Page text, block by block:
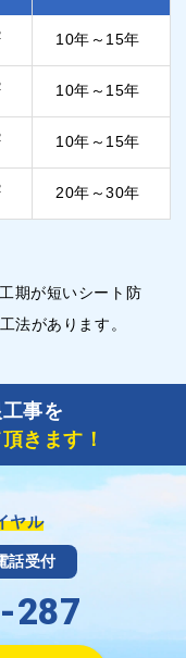
10年～15年
10年～15年
10年～15年
20年～30年
期が短いシート防
法があります。
事を
きます！
ヤル
話受付
287